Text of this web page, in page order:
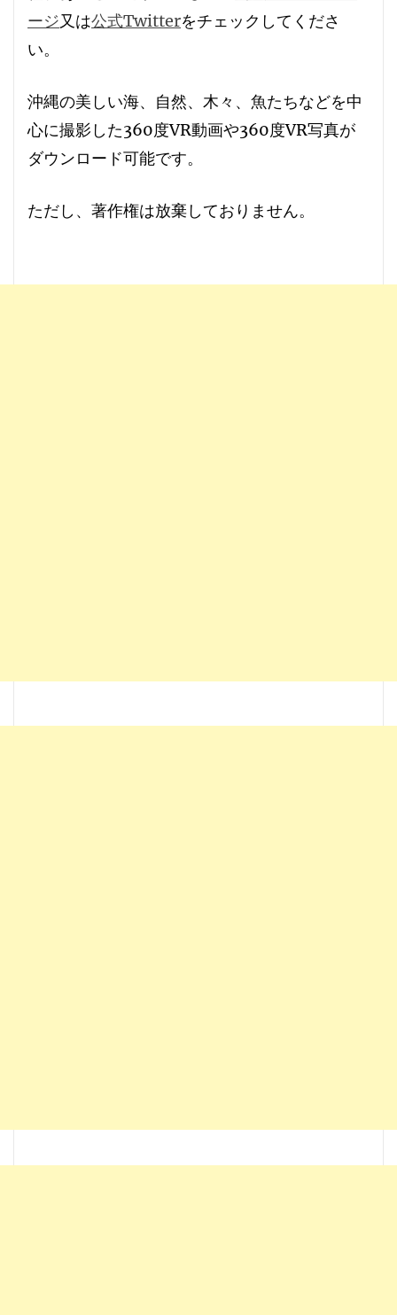
ージ又は公式Twitterをチェックしてくださ
い。
沖縄の美しい海、自然、木々、魚たちなどを中
心に撮影した360度VR動画や360度VR写真が
ダウンロード可能です。
ただし、 著作権は放棄しておりません。